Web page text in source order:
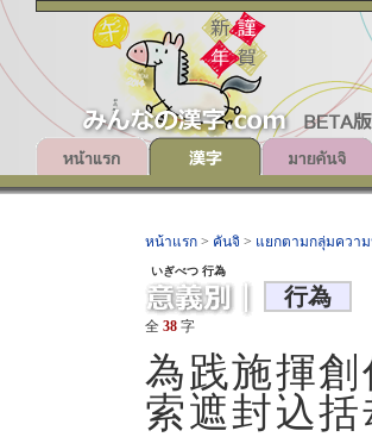
หน้าแรก > คันจิ > แยกตามกลุ่มควา
いぎべつ 行為
行為
全 38 字
為践施揮
索遮封込